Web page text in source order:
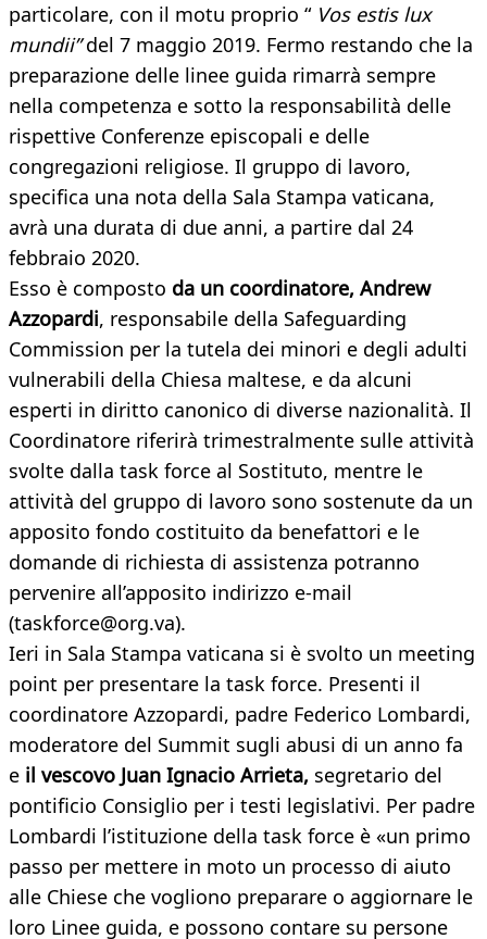
particolare, con il motu proprio “ Vos estis lux
mundii”del 7 maggio 2019. Fermo restando che la
preparazione delle linee guida rimarrà sempre
nella competenza e sotto la responsabilità delle
rispettive Conferenze episcopali e delle
congregazioni religiose. Il gruppo di lavoro,
specifica una nota della Sala Stampa vaticana,
avrà una durata di due anni, a partire dal 24
febbraio 2020.
Esso è composto da un coordinatore, Andrew
Azzopardi, responsabile della Safeguarding
Commission per la tutela dei minori e degli adulti
vulnerabili della Chiesa maltese, e da alcuni
esperti in diritto canonico di diverse nazionalità. Il
Coordinatore riferirà trimestralmente sulle attività
svolte dalla task force al Sostituto, mentre le
attività del gruppo di lavoro sono sostenute da un
apposito fondo costituito da benefattori e le
domande di richiesta di assistenza potranno
pervenire all’apposito indirizzo e-mail
(taskforce@org.va).
Ieri in Sala Stampa vaticana si è svolto un meeting
point per presentare la task force. Presenti il
coordinatore Azzopardi, padre Federico Lombardi,
moderatore del Summit sugli abusi di un anno fa
e il vescovo Juan Ignacio Arrieta, segretario del
pontificio Consiglio per i testi legislativi. Per padre
Lombardi l’istituzione della task force è «un primo
passo per mettere in moto un processo di aiuto
alle Chiese che vogliono preparare o aggiornare le
loro Linee guida, e possono contare su persone